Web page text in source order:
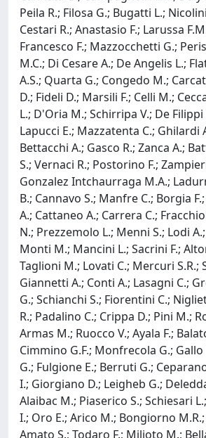
Peila R.; Filosa G.; Bugatti L.;
Cestari R.; Anastasio F.; Larussa
Francesco F.; Mazzocchetti G.;
M.C.; Di Cesare A.; De Angelis L.;
A.S.; Quarta G.; Congedo M.;
D.; Fideli D.; Marsili F.; Celli M.;
L.; D'Oria M.; Schirripa V.; De Filippi
Lapucci E.; Mazzatenta C.; Ghilardi
Bettacchi A.; Gasco R.; Zanca A.;
S.; Vernaci R.; Postorino F.;
Gonzalez Intchaurraga M.A.;
B.; Cannavo S.; Manfre C.; Borgia
A.; Cattaneo A.; Carrera C.;
N.; Prezzemolo L.; Menni S.; Lodi
Monti M.; Mancini L.; Sacrini F.;
Taglioni M.; Lovati C.; Mercuri S.R.;
Giannetti A.; Conti A.; Lasagni C.;
G.; Schianchi S.; Fiorentini C.;
R.; Padalino C.; Crippa D.; Pini M.;
Armas M.; Ruocco V.; Ayala F.;
Cimmino G.F.; Monfrecola G.;
G.; Fulgione E.; Berruti G.;
I.; Giorgiano D.; Leigheb G.;
Alaibac M.; Piaserico S.; Schiesari
I.; Oro E.; Arico M.; Bongiorno
Amato S.; Todaro F.; Milioto M.;